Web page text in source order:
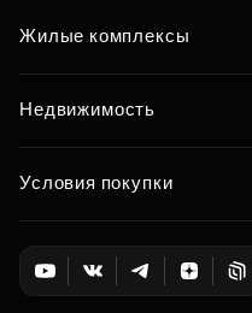
Жилые комплексы
Недвижимость
Условия покупки